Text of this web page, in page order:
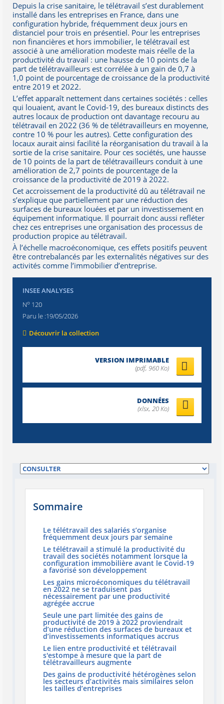
Depuis la crise sanitaire, le télétravail s’est durablement
installé dans les entreprises en France, dans une
configuration hybride, fréquemment deux jours en
distanciel pour trois en présentiel. Pour les entreprises
non financières et hors immobilier, le télétravail est
associé à une amélioration modeste mais réelle de la
productivité du travail : une hausse de 10 points de la
part de télétravailleurs est corrélée à un gain de 0,7 à
1,0 point de pourcentage de croissance de la productivité
entre 2019 et 2022.
L’effet apparaît nettement dans certaines sociétés : celles
qui louaient, avant le Covid-19, des bureaux distincts des
autres locaux de production ont davantage recouru au
télétravail en 2022 (36 % de télétravailleurs en moyenne,
contre 10 % pour les autres). Cette configuration des
locaux aurait ainsi facilité la réorganisation du travail à la
sortie de la crise sanitaire. Pour ces sociétés, une hausse
de 10 points de la part de télétravailleurs conduit à une
amélioration de 2,7 points de pourcentage de la
croissance de la productivité de 2019 à 2022.
Cet accroissement de la productivité dû au télétravail ne
s’explique que partiellement par une réduction des
surfaces de bureaux louées et par un investissement en
équipement informatique. Il pourrait donc aussi refléter
chez ces entreprises une organisation des processus de
production propice au télétravail.
À l’échelle macroéconomique, ces effets positifs peuvent
être contrebalancés par les externalités négatives sur des
activités comme l’immobilier d’entreprise.
INSEE ANALYSES
No 120
Paru le :19/05/2026
Découvrir la collection
VERSION IMPRIMABLE
(pdf, 960 Ko)
DONNÉES
(xlsx, 20 Ko)
Sommaire
Le télétravail des salariés s’organise
fréquemment deux jours par semaine
Le télétravail a stimulé la productivité du
travail des sociétés notamment lorsque la
configuration immobilière avant le Covid-19
a favorisé son développement
Les gains microéconomiques du télétravail
en 2022 ne se traduisent pas
nécessairement par une productivité
agrégée accrue
Seule une part limitée des gains de
productivité de 2019 à 2022 proviendrait
d’une réduction des surfaces de bureaux et
d’investissements informatiques accrus
Le lien entre productivité et télétravail
s'estompe à mesure que la part de
télétravailleurs augmente
Des gains de productivité hétérogènes selon
les secteurs d’activités mais similaires selon
les tailles d’entreprises